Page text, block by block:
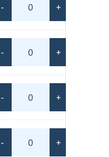
- +
- +
- +
- +